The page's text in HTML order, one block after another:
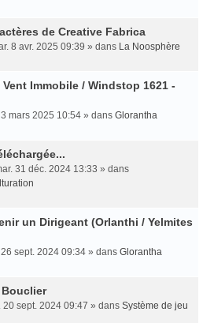
de Creative Fabrica
8 avr. 2025 09:39 » dans La Noosphère
Immobile / Windstop 1621 -
mars 2025 10:54 » dans Glorantha
31 déc. 2024 13:33 » dans
un Dirigeant (Orlanthi / Yelmites
sept. 2024 09:34 » dans Glorantha
20 sept. 2024 09:47 » dans Système de jeu